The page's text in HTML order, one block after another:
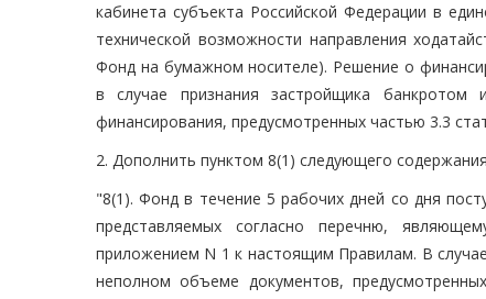
кабинета субъекта Российской Федерации в
технической возможности направления
Фонд на бумажном носителе). Решение о
в случае признания застройщика банкротом
финансирования, предусмотренных частью 3.3
2. Дополнить пунктом 8(1) следующего
"8(1). Фонд в течение 5 рабочих дней со дня
представляемых согласно перечню,
приложением N 1 к настоящим Правилам. В
неполном объеме документов,